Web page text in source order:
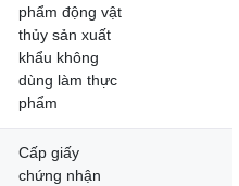
phẩm động vật
thủy sản xuất
khẩu không
dùng làm thực
phẩm
Cấp giấy
chứng nhận